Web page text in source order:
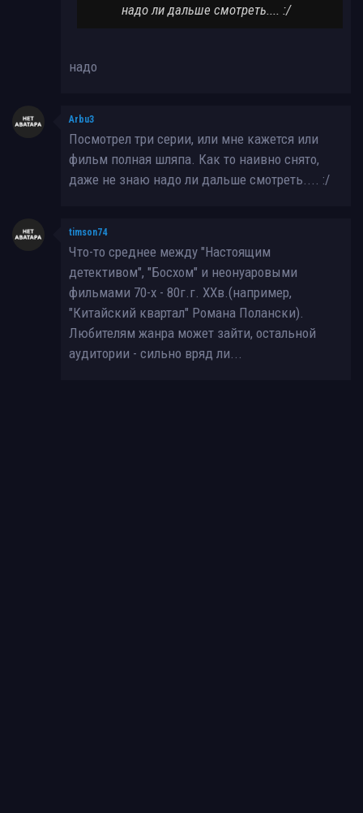
надо ли дальше смотреть.... :/
надо
Arbu3
Посмотрел три серии, или мне кажется или
фильм полная шляпа. Как то наивно снято,
даже не знаю надо ли дальше смотреть.... :/
timson74
Что-то среднее между "Настоящим
детективом", "Босхом" и неонуаровыми
фильмами 70-х - 80г.г. XXв.(например,
"Китайский квартал" Романа Полански).
Любителям жанра может зайти, остальной
аудитории - сильно вряд ли...